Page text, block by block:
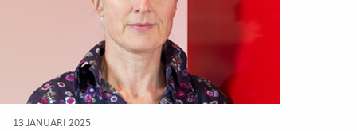
13 JANUARI 2025